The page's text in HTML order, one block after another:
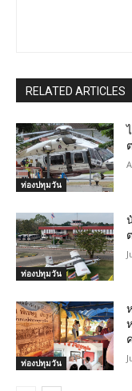
RELATED ARTICLES
ท่องปทุมวัน
ท่องปทุมวัน
ท่องปทุมวัน